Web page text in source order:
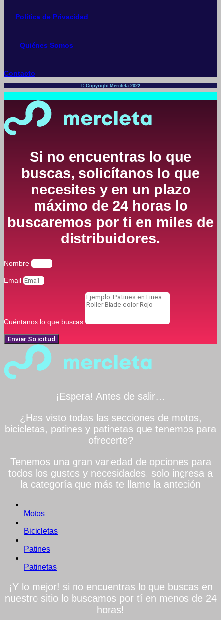
Política de Privacidad
Quiénes Somos
Contacto
© Copyright Mercleta 2022
Si no encuentras lo que
buscas, solicítanos lo que
necesites y en un plazo
máximo de 24 horas lo
buscaremos por ti en miles de
distribuidores.
Nombre
Email
Cuéntanos lo que buscas
Enviar Solicitud
¡Espera! Antes de salir…
¿Has visto todas las secciones de motos,
bicicletas, patines y patinetas que tenemos para
ofrecerte?
Tenemos una gran variedad de opciones para
todos los gustos y necesidades. solo ingresa a
la categoría que más te llame la anteción
Motos
Bicicletas
Patines
Patinetas
¡Y lo mejor! si no encuentras lo que buscas en
nuestro sitio lo buscamos por tí en menos de 24
horas!